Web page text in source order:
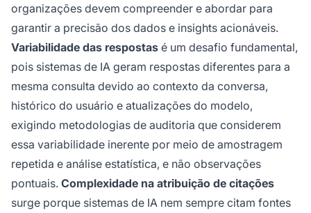
organizações devem compreender e abordar para
garantir a precisão dos dados e insights acionáveis.
Variabilidade das respostas é um desafio fundamental,
pois sistemas de IA geram respostas diferentes para a
mesma consulta devido ao contexto da conversa,
histórico do usuário e atualizações do modelo,
exigindo metodologias de auditoria que considerem
essa variabilidade inerente por meio de amostragem
repetida e análise estatística, e não observações
pontuais. Complexidade na atribuição de citações
surge porque sistemas de IA nem sempre citam fontes